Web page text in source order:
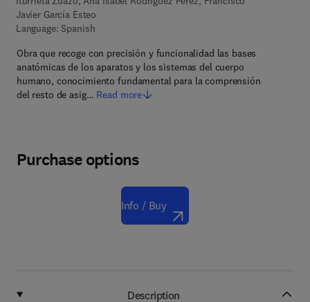
Javier García Esteo
Language: Spanish
Obra que recoge con precisión y funcionalidad las bases
anatómicas de los aparatos y los sistemas del cuerpo
humano, conocimiento fundamental para la comprensión
del resto de asig… Read more
Purchase options
Info / Buy
Description